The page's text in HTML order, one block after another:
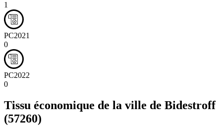
1
PC2021
0
PC2022
0
Tissu économique de la ville de Bidestroff
(57260)